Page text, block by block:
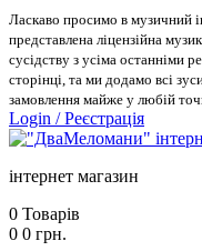
Ласкаво просимо в музичний
представлена ліцензійна
сусідству з усіма останніми
сторінці, та ми додамо всі
замовлення майже у любій
Login /Реєстрація
інтернет магазин
0 Товарів
0 0 грн.